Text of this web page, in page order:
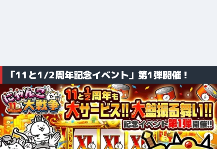
「11と1/2周年記念イベント」第1弾開催！